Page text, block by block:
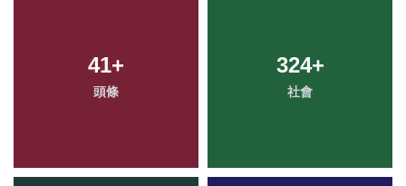
41+
頭條
324+
社會